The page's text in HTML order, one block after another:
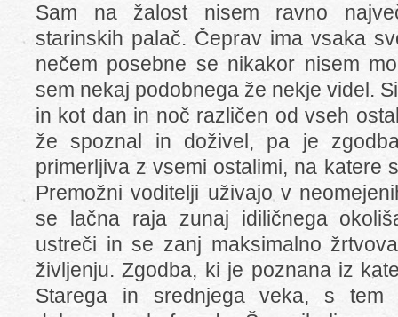
Sam na žalost nisem ravno
starinskih palač. Čeprav ima vsaka
nečem posebne se nikakor nisem
sem nekaj podobnega že nekje videl.
in kot dan in noč različen od vseh
že spoznal in doživel, pa je
primerljiva z vsemi ostalimi, na katere
Premožni voditelji uživajo v
se lačna raja zunaj idiličnega
ustreči in se zanj maksimalno
življenju. Zgodba, ki je poznana iz
Starega in srednjega veka, s